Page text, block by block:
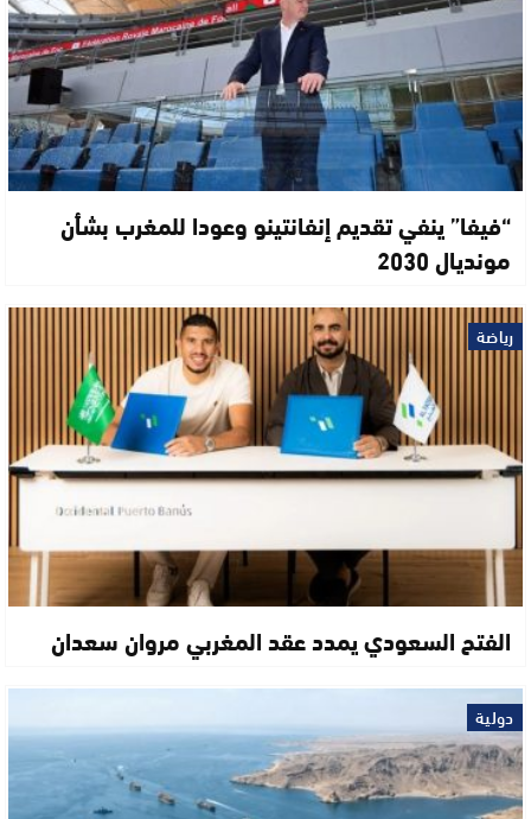
“فيفا” ينفي تقديم إنفانتينو وعودا للمغرب بشأن
مونديال 2030
رياضة
الفتح السعودي يمدد عقد المغربي مروان سعدان
دولية